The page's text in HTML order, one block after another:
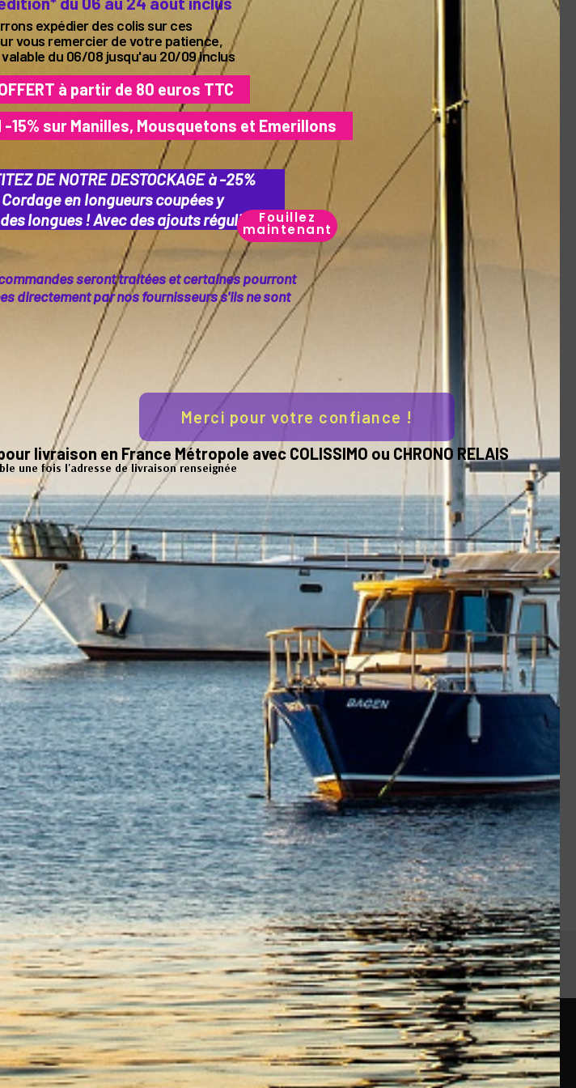
la même catégorie :
moufle ouvrante
Green Pin S
204,00 €
Closed Spelter Socket Elingue de levage cable
galva 3 ou 4 brins
252,30 €
produit ont également acheté :
Câble avec
sur mesure...
3 367,50 €
Avis (0)
été publié pour le moment.
Retours faciles
Retours possibles pendant 14 jours
Service client
Du lundi au vendredi de 9h à 18h
Notre société
Mentions légales
Plan du site
Contactez-nous
rue de la Forge
35760 ST GREGOIRE
France
expédier des colis sur ces
vous remercier de votre patience,
du 06/08 jusqu'au 20/09 inclus
à partir de 80 euros TTC
15% sur Manilles, Mousquetons et Emerillons
DE NOTRE DESTOCKAGE à -25%
en longueurs coupées y
longues ! Avec des ajouts réguliers.
seront traitées et certaines pourront
directement par nos fournisseurs s'ils ne sont
Merci pour votre confiance !
livraison en France Métropole avec COLISSIMO ou CHRONO RELAIS
une fois l'adresse de livraison renseignée
Fouillez
maintenant